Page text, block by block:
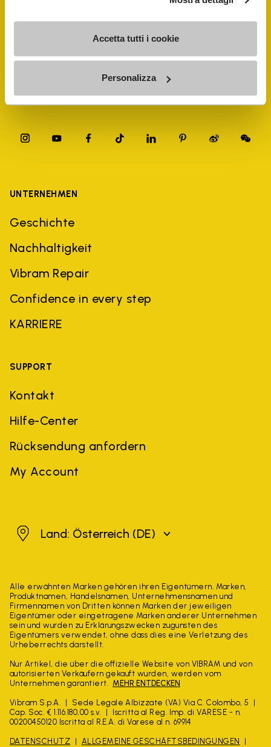
Accetta tutti i cookie
Personalizza
Schuhreparatur-Finder
Store Locator
UNTERNEHMEN
Geschichte
Nachhaltigkeit
Vibram Repair
Confidence in every step
KARRIERE
SUPPORT
Kontakt
Hilfe-Center
Rücksendung anfordern
My Account
Österreich
Land: Österreich (DE)
Alle erwähnten Marken gehören ihren Eigentümern. Marken,
Produktnamen, Handelsnamen, Unternehmensnamen und
Firmennamen von Dritten können Marken der jeweiligen
Eigentümer oder eingetragene Marken anderer Unternehmen
sein und wurden zu Erklärungszwecken zugunsten des
Eigentümers verwendet, ohne dass dies eine Verletzung des
Urheberrechts darstellt.
Nur Artikel, die über die offizielle Website von VIBRAM und von
autorisierten Verkäufern gekauft wurden, werden vom
Unternehmen garantiert. MEHR ENTDECKEN
Vibram S.p.A.
Sede Legale Albizzate (VA) Via C. Colombo, 5
Cap. Soc. € 1.116.180,00 s.v.
Iscritta al Reg. Imp. di VARESE - n.
00200450120 Iscritta al R.E.A. di Varese al n. 69914
DATENSCHUTZ
ALLGEMEINE GESCHÄFTSBEDINGUNGEN